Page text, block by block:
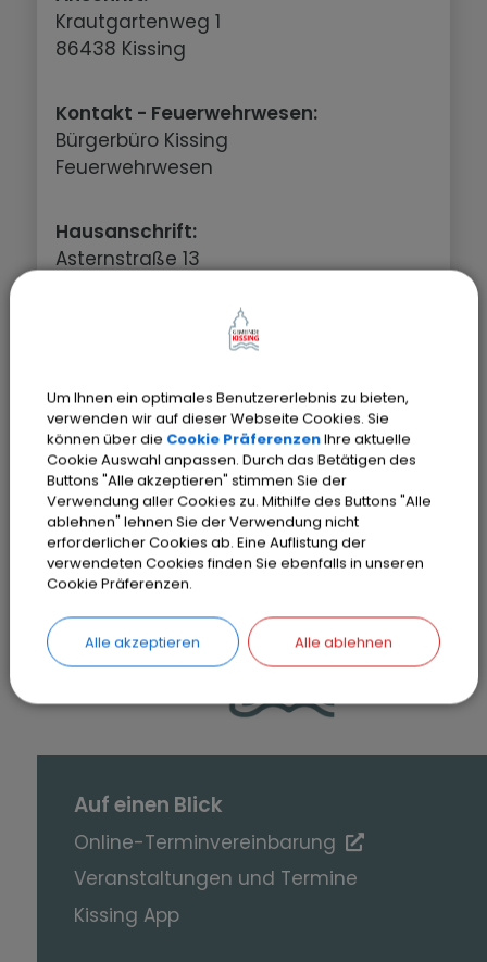
Krautgartenweg 1
86438 Kissing
Kontakt - Feuerwehrwesen:
Bürgerbüro Kissing
Feuerwehrwesen
Hausanschrift:
Asternstraße 13
86438 Kissing
Telefon:08233/7907-562
SEITE DRUCKEN
Auf einen Blick
Online-Terminvereinbarung
Veranstaltungen und Termine
Kissing App
Um Ihnen ein optimales Benutzererlebnis zu bieten,
verwenden wir auf dieser Webseite Cookies. Sie
können über die Cookie PräferenzenIhre aktuelle
Cookie Auswahl anpassen. Durch das Betätigen des
Buttons "Alle akzeptieren" stimmen Sie der
Verwendung aller Cookies zu. Mithilfe des Buttons "Alle
ablehnen" lehnen Sie der Verwendung nicht
erforderlicher Cookies ab. Eine Auflistung der
verwendeten Cookies finden Sie ebenfalls in unseren
Cookie Präferenzen.
Alle akzeptieren Alle ablehnen